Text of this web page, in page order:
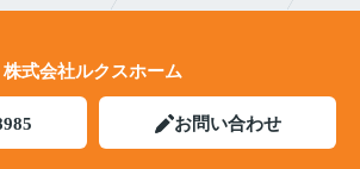
株式会社ルクスホーム
お問い合わせ